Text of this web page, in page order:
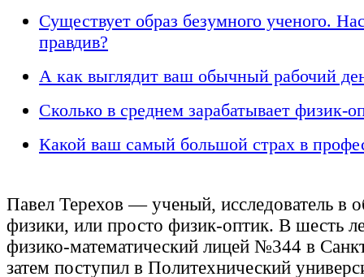
Существует образ безумного ученого.
правдив?
А как выглядит ваш обычный рабочий
Сколько в среднем зарабатывает физик-
Какой ваш самый большой страх в
Павел Терехов — ученый, исследователь в
физики, или просто физик-оптик. В шесть
физико-математический лицей №344 в
затем поступил в Политехнический